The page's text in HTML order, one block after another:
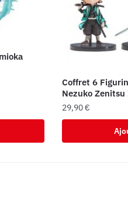
Coffret 6
Nezuko
29,90€